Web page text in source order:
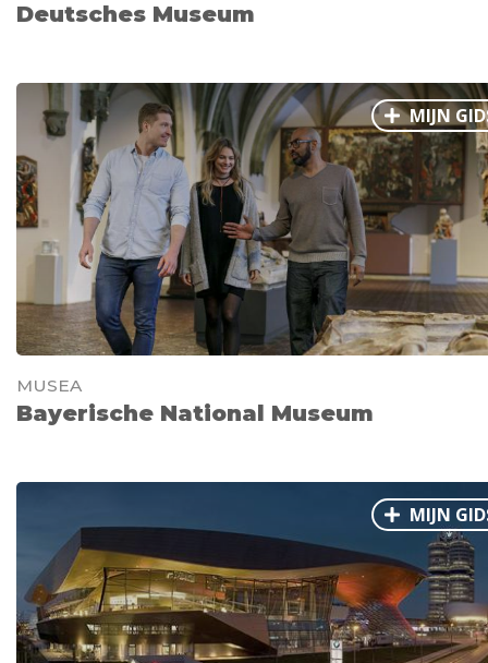
Deutsches Museum
MIJN
MUSEA
Bayerische National Museum
MIJN